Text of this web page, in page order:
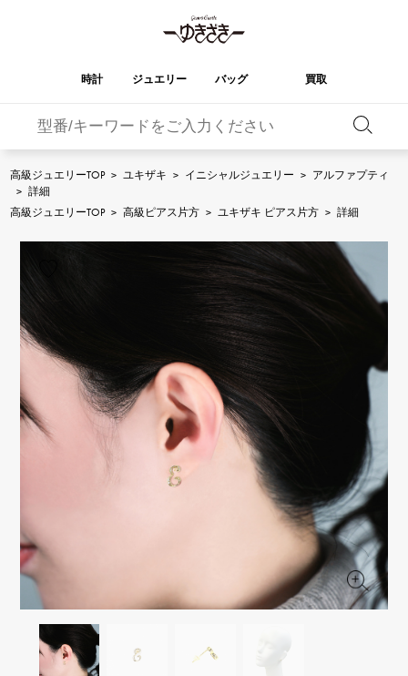
時計 ジュエリー バッグ 買取
ロレックス ウブロ
オメガ ブライトリング
A.LANGE & SOHNE Breguet
ブレゲ
PATEK PHILIPPE IWC
IWC
RICHARD MILLE
リシャール・ミル
VACHERON
CONSTANTIN
ヴァシュロン・コンスタ
PANERAI
パネライ
AUDEMARS PIGUET JAEGER LE COULTRE
ジャガー・ルクルト
Cartier
カルティエ
ブルガリ
ゼニス
TAG HEUER
タグホイヤー
デュナミス 置き時計
YUKIZAKI
ジュエリー
ジュエリー
ジュエリー
ジュエリー
レガリア ダブルトップ
ヨビコ
NOMBRE
ノンブル
ALPHA
アルファ
ALPHA putite
アルファプティ
eclat
エクラ
RICH CROSS
リッチクロス
TwinPinky
ツインピンキー
アングラー
ETERNITY
エタニティ
YUKIZAKI BACHIKAN
ゆきざき バチカン
アルファ認定中古
バーキン オータクロア
ガーデンパーティー エブリン
財布 チャーム
その他
エルメスバッグ
高級ジュエリーTOP > ユキザキ > イニシャルジュエリー > アルファプティ
> 詳細
高級ジュエリーTOP > 高級ピアス片方 > ユキザキ ピアス片方 > 詳細